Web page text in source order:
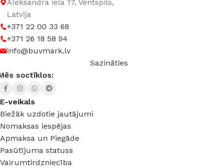
Aleksandra iela 17, Ventspils,
Latvija
+371 22 00 33 68
+371 26 18 58 94
info@buvmark.lv
Sazināties
soctīklos:
E-veikals
Biežāk uzdotie jautājumi
Nomaksas iespējas
Apmaksa un Piegāde
Pasūtījuma statuss
Vairumtirdzniecība